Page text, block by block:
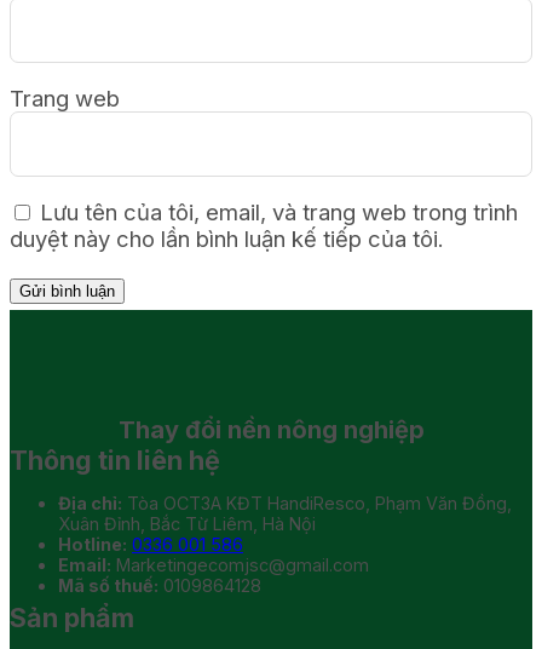
Trang web
Lưu tên của tôi, email, và trang web trong trình
duyệt này cho lần bình luận kế tiếp của tôi.
Thay đổi nền nông nghiệp
Thông tin liên hệ
Địa chỉ: Tòa OCT3A KĐT HandiResco, Phạm Văn Đồng,
Xuân Đỉnh, Bắc Từ Liêm, Hà Nội
Hotline: 0336 001 586
Email: Marketingecomjsc@gmail.com
Mã số thuế: 0109864128
Sản phẩm